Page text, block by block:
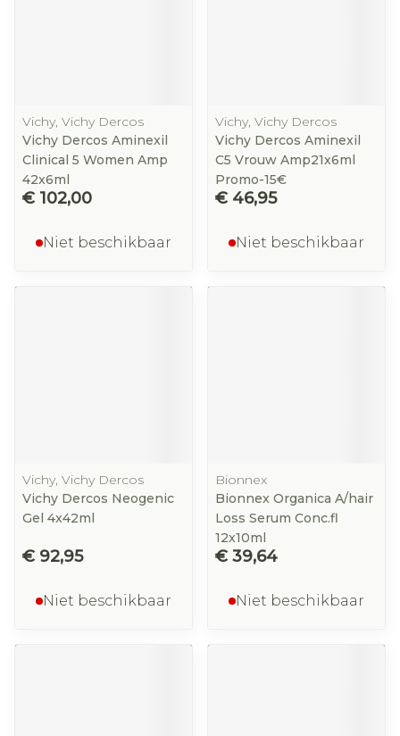
Vichy, Vichy Dercos
Vichy Dercos Aminexil
Clinical 5 Women Amp
42x6ml
€ 102,00
Niet beschikbaar
Vichy, Vichy Dercos
Vichy Dercos Aminexil
C5 Vrouw Amp21x6ml
Promo-15€
€ 46,95
Niet beschikbaar
Vichy, Vichy Dercos
Vichy Dercos Neogenic
Gel 4x42ml
€ 92,95
Niet beschikbaar
Bionnex
Bionnex Organica A/hair
Loss Serum Conc.fl
12x10ml
€ 39,64
Niet beschikbaar